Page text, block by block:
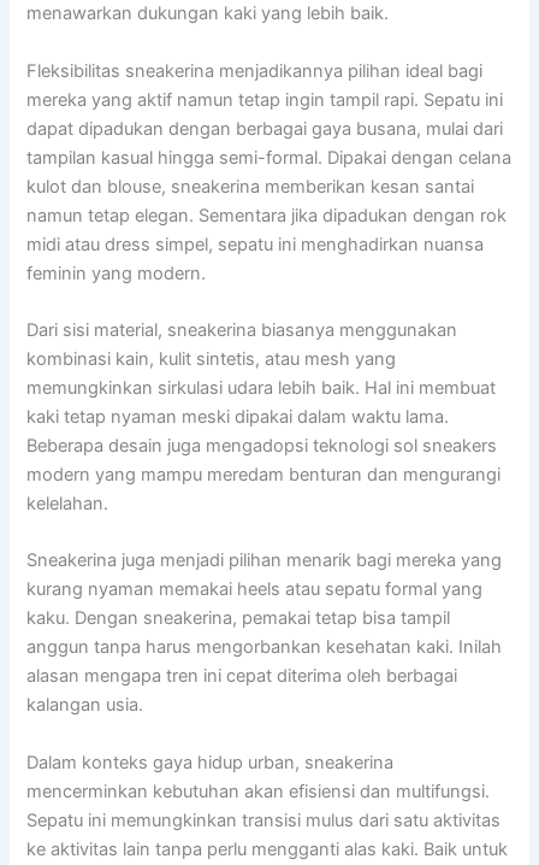
menawarkan dukungan kaki yang lebih baik.
Fleksibilitas sneakerina menjadikannya pilihan ideal bagi
mereka yang aktif namun tetap ingin tampil rapi. Sepatu ini
dapat dipadukan dengan berbagai gaya busana, mulai dari
tampilan kasual hingga semi-formal. Dipakai dengan celana
kulot dan blouse, sneakerina memberikan kesan santai
namun tetap elegan. Sementara jika dipadukan dengan rok
midi atau dress simpel, sepatu ini menghadirkan nuansa
feminin yang modern.
Dari sisi material, sneakerina biasanya menggunakan
kombinasi kain, kulit sintetis, atau mesh yang
memungkinkan sirkulasi udara lebih baik. Hal ini membuat
kaki tetap nyaman meski dipakai dalam waktu lama.
Beberapa desain juga mengadopsi teknologi sol sneakers
modern yang mampu meredam benturan dan mengurangi
kelelahan.
Sneakerina juga menjadi pilihan menarik bagi mereka yang
kurang nyaman memakai heels atau sepatu formal yang
kaku. Dengan sneakerina, pemakai tetap bisa tampil
anggun tanpa harus mengorbankan kesehatan kaki. Inilah
alasan mengapa tren ini cepat diterima oleh berbagai
kalangan usia.
Dalam konteks gaya hidup urban, sneakerina
mencerminkan kebutuhan akan efisiensi dan multifungsi.
Sepatu ini memungkinkan transisi mulus dari satu aktivitas
ke aktivitas lain tanpa perlu mengganti alas kaki. Baik untuk